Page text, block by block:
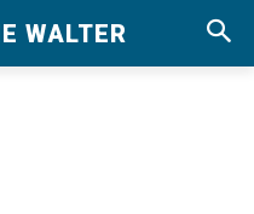
WALTER